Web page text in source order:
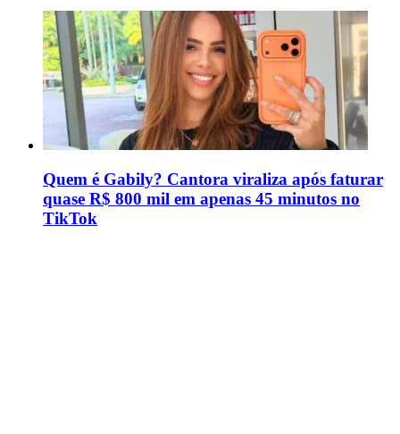
Quem é Gabily? Cantora viraliza após faturar
quase R$ 800 mil em apenas 45 minutos no
TikTok